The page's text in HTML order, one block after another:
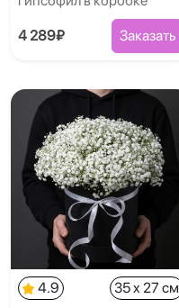
4 289₽ Заказать
4.9
35 x 27 см